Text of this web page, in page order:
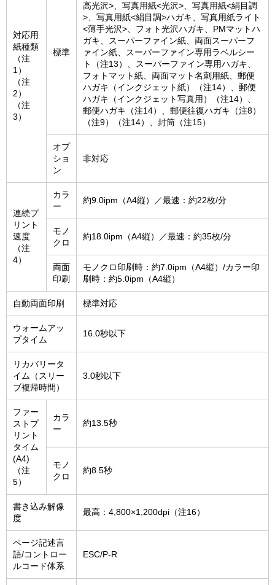
対応用
紙種類
（注
1）
（注
2）
（注
3）
標準
高光沢>、写真用紙<光沢>、写真用紙<絹目調
>、写真用紙<絹目調>ハガキ、写真用紙ライト
<薄手光沢>、フォト光沢ハガキ、PMマットハ
ガキ、スーパーファイン紙、両面スーパーフ
ァイン紙、スーパーファイン専用ラベルシー
ト（注13）、スーパーファイン専用ハガキ、
フォトマット紙、両面マット名刺用紙、郵便
ハガキ（インクジェット紙）（注14）、郵便
ハガキ（インクジェット写真用）（注14）、
郵便ハガキ（注14）、郵便往復ハガキ（注8）
（注9）（注14）、封筒（注15）
オプ
ショ
ン
非対応
連続プ
リント
速度
（注
4）
カラ
ー
約9.0ipm（A4縦）／最速：約22枚/分
モノ
クロ
約18.0ipm（A4縦）／最速：約35枚/分
両面
印刷
モノクロ印刷時：約7.0ipm（A4縦）/カラー印
刷時：約5.0ipm（A4縦）
自動両面印刷 標準対応
ウォームアッ
プタイム
16.0秒以下
リカバリータ
イム（スリー
ブ複帰時間）
3.0秒以下
ファー
ストプ
リント
タイム
(A4)
（注
5）
カラ
ー
約13.5秒
モノ
クロ
約8.5秒
書き込み解像
度
最高：4,800×1,200dpi（注16）
ページ記述言
語/コントロー
ルコード体系
ESC/P-R